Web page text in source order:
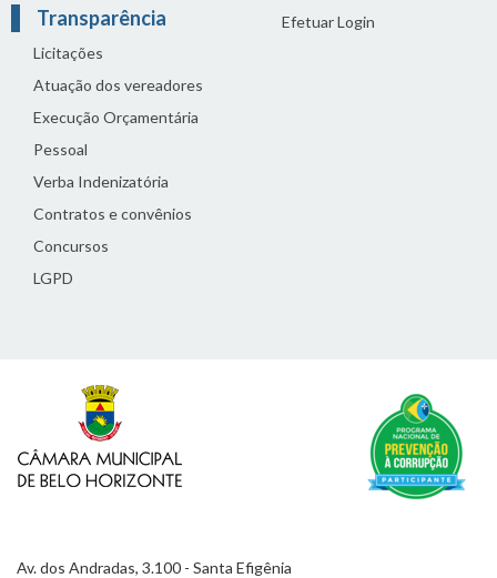
Transparência
Licitações
Atuação dos vereadores
Execução Orçamentária
Pessoal
Verba Indenizatória
Contratos e convênios
Concursos
LGPD
Efetuar Login
Av. dos Andradas, 3.100 - Santa Efigênia